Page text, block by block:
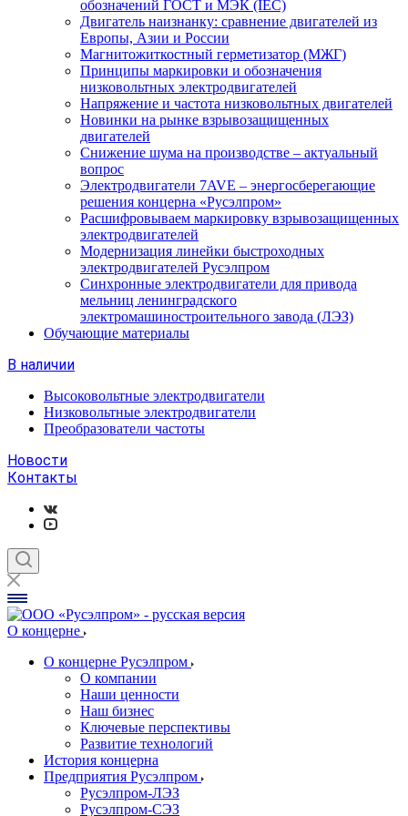
обозначений ГОСТ и МЭК (IEC)
Двигатель наизнанку: сравнение двигателей из
Европы, Азии и России
Магнитожиткостный герметизатор (МЖГ)
Принципы маркировки и обозначения
низковольтных электродвигателей
Напряжение и частота низковольтных двигателей
Новинки на рынке взрывозащищенных
двигателей
Снижение шума на производстве – актуальный
вопрос
Электродвигатели 7AVE – энергосберегающие
решения концерна «Русэлпром»
Расшифровываем маркировку взрывозащищенных
электродвигателей
Модернизация линейки быстроходных
электродвигателей Русэлпром
Синхронные электродвигатели для привода
мельниц ленинградского
электромашиностроительного завода (ЛЭЗ)
Обучающие материалы
В наличии
Высоковольтные электродвигатели
Низковольтные электродвигатели
Преобразователи частоты
Новости
Контакты
О концерне
О концерне Русэлпром
О компании
Наши ценности
Наш бизнес
Ключевые перспективы
Развитие технологий
История концерна
Предприятия Русэлпром
Русэлпром-ЛЭЗ
Русэлпром-СЭЗ